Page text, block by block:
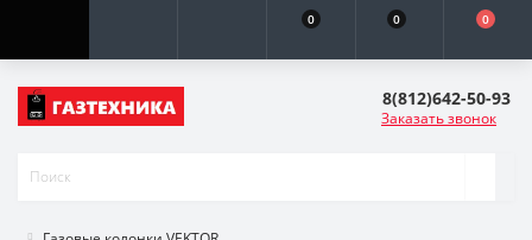
0 0 0
8(812)642-50-93
Заказать звонок